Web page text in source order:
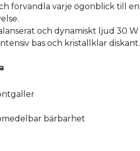
förvandla varje ögonblick till en
och dynamiskt ljud 30 W
bas och kristallklar diskant.
bärbarhet